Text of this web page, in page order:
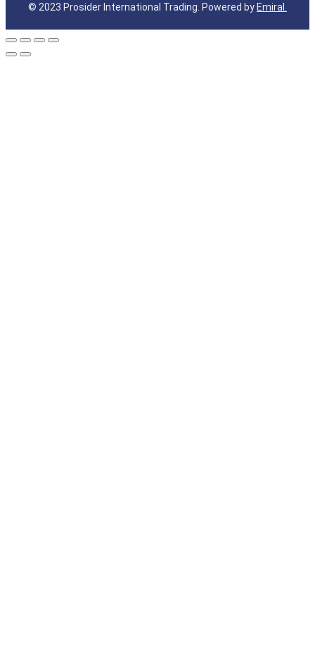
© 2023 Prosider International Trading. Powered byEmiral.